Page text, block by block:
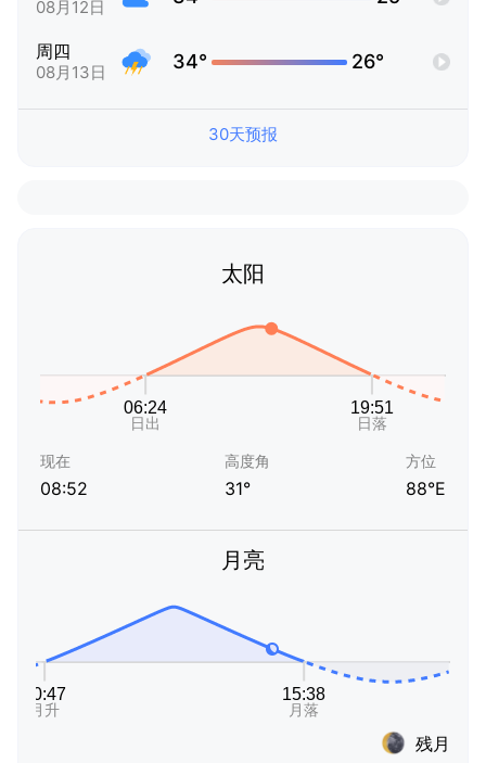
08月12日
周四
08月13日 34° 26°
30天预报
太阳
现在
08:52
高度角
31°
方位
88°E
月亮
残月